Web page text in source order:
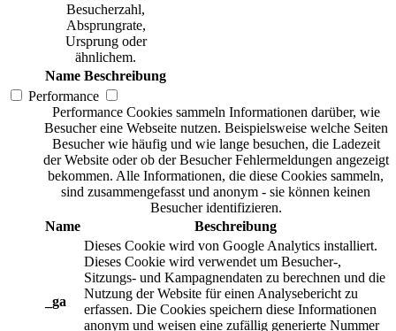
Besucherzahl,
Absprungrate,
Ursprung oder
ähnlichem.
Name Beschreibung
Performance
Performance Cookies sammeln Informationen darüber, wie
Besucher eine Webseite nutzen. Beispielsweise welche Seiten
Besucher wie häufig und wie lange besuchen, die Ladezeit
der Website oder ob der Besucher Fehlermeldungen angezeigt
bekommen. Alle Informationen, die diese Cookies sammeln,
sind zusammengefasst und anonym - sie können keinen
Besucher identifizieren.
Name
Beschreibung
_ga
Dieses Cookie wird von Google Analytics installiert.
Dieses Cookie wird verwendet um Besucher-,
Sitzungs- und Kampagnendaten zu berechnen und die
Nutzung der Website für einen Analysebericht zu
erfassen. Die Cookies speichern diese Informationen
anonym und weisen eine zufällig generierte Nummer